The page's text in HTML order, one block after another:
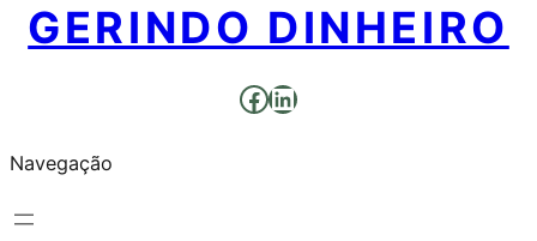
GERINDO DINHEIRO
Facebook LinkedIn
Navegação